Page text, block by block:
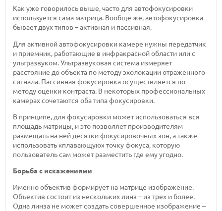
Как уже говорилось выше, часто для автофокусировки
используется сама матрица. Вообще же, автофокусировка
бывает двух типов – активная и пассивная.
Для активной автофокусировки камере нужны передатчик
и приемник, работающие в инфракрасной области или с
ультразвуком. Ультразвуковая система измеряет
расстояние до объекта по методу эхолокации отраженного
сигнала. Пассивная фокусировка осуществляется по
методу оценки контраста. В некоторых профессиональных
камерах сочетаются оба типа фокусировки.
В принципе, для фокусировки может использоваться вся
площадь матрицы, и это позволяет производителям
размещать на ней десятки фокусировочных зон, а также
использовать «плавающую» точку фокуса, которую
пользователь сам может разместить где ему угодно.
Борьба с искажениями
Именно объектив формирует на матрице изображение.
Объектив состоит из нескольких линз – из трех и более.
Одна линза не может создать совершенное изображение –